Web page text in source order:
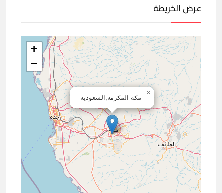
عرض الخريطة
مكة المكرمة,السعودية
×
+
−